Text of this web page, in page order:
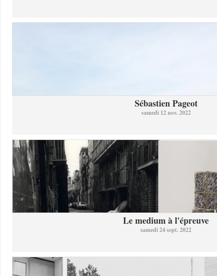
Sébastien Pageot
samedi 12 nov. 2022
Le medium à l'épreuve
samedi 24 sept. 2022